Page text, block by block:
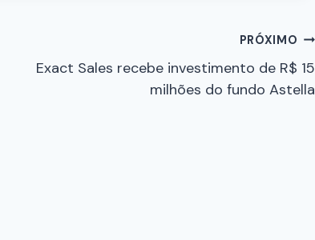
PRÓXIMO
Exact Sales recebe investimento de R$ 15
milhões do fundo Astella